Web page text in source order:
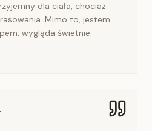
dla ciała, chociaż
Mimo to, jestem
wygląda świetnie.